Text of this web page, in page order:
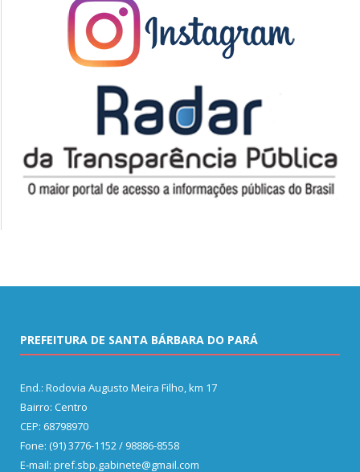
PREFEITURA DE SANTA BÁRBARA DO PARÁ
End.: Rodovia Augusto Meira Filho, km 17
Bairro: Centro
CEP: 68798970
Fone: (91) 3776-1152 / 98886-8558
E-mail: pref.sbp.gabinete@gmail.com